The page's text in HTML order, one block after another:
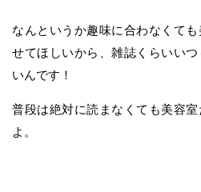
なんというか趣味に合わなくて
せてほしいから、雑誌くらいい
いんです！
普段は絶対に読まなくても美容
よ。